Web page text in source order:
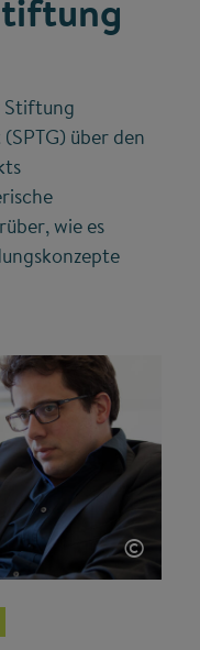
Stiftung
über den
wie es
©